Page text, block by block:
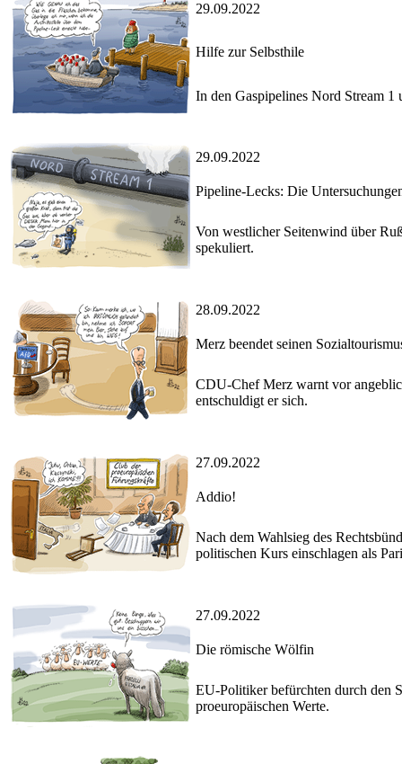
29.09.2022
Hilfe zur Selbsthile
In den Gaspipelines Nord Stream
29.09.2022
Pipeline-Lecks: Die
Von westlicher Seitenwind über
spekuliert.
28.09.2022
Merz beendet seinen
CDU-Chef Merz warnt vor
entschuldigt er sich.
27.09.2022
Addio!
Nach dem Wahlsieg des
politischen Kurs einschlagen als
27.09.2022
Die römische Wölfin
EU-Politiker befürchten durch den
proeuropäischen Werte.